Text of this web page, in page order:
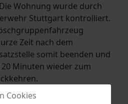
Wohnung wurde durch
Stuttgart kontrolliert.
Zeit nach dem
somit beenden und
Minuten wieder zum
Cookies